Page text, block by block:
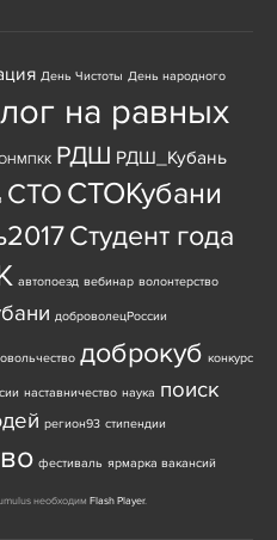
День Чистоты День народного
на равных
РДШ РДШ_Кубань
СТО СТОКубани
Студент года
автопоезд вебинар волонтерство
доброволецРоссии
доброкуб конкурс
наставничество наука поиск
регион93 стипендии
фестиваль ярмарка вакансий
необходим Flash Player.